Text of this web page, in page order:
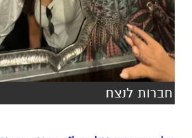
חברות לנצח
כל הפרטים על נדל"ן בבאר שבע